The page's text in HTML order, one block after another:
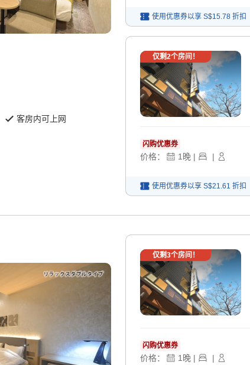
客房内可上网
使用优惠券以享 S$15.78 折扣
仅剩2个房间！
闪购优惠券
价格： 1晚 | |
使用优惠券以享 S$21.61 折扣
仅剩3个房间！
闪购优惠券
价格： 1晚 | |